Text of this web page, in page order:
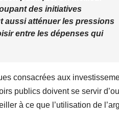
des initiatives
aussi atténuer les pressions
entre les dépenses qui
consacrées aux
publics doivent se servir
à ce que l’utilisation de